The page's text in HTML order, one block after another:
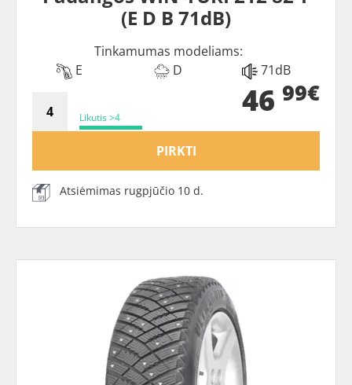
(E D B 71dB)
Tinkamumas modeliams:
E
D 71dB
Likutis >4 46 99€
PIRKTI
Atsiėmimas rugpjūčio 10 d.